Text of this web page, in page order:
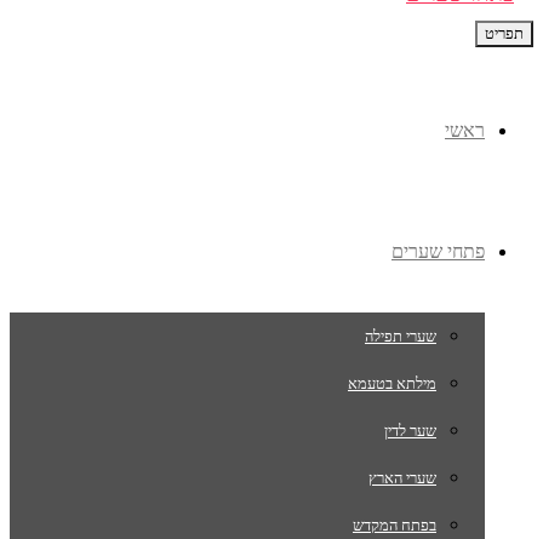
תפריט
ראשי
פתחי שערים
שערי תפילה
מילתא בטעמא
שער לדין
שערי הארץ
בפתח המקדש